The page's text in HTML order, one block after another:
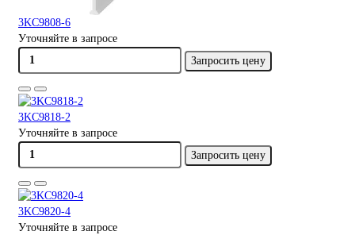
3KC9808-6
Уточняйте в запросе
Запросить цену
3KC9818-2
Уточняйте в запросе
Запросить цену
3KC9820-4
Уточняйте в запросе